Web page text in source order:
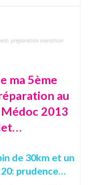
, preparation marathon
ma 5ème
au
2013
de 30km et un
prudence…